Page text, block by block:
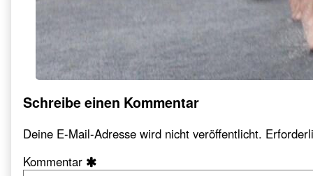
Schreibe einen Kommentar
Deine E-Mail-Adresse wird nicht veröffentlicht.
Kommentar